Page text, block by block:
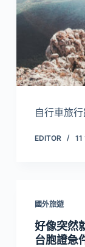
自行車旅
EDITOR 11
國外旅遊
好像突然
台胞證急